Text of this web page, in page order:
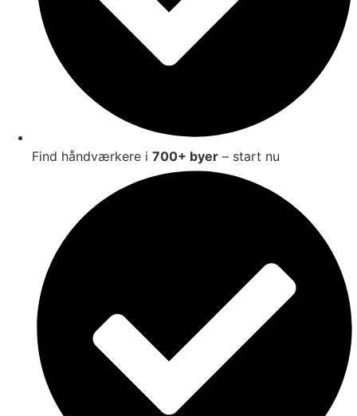
Find håndværkere i 700+ byer – start nu